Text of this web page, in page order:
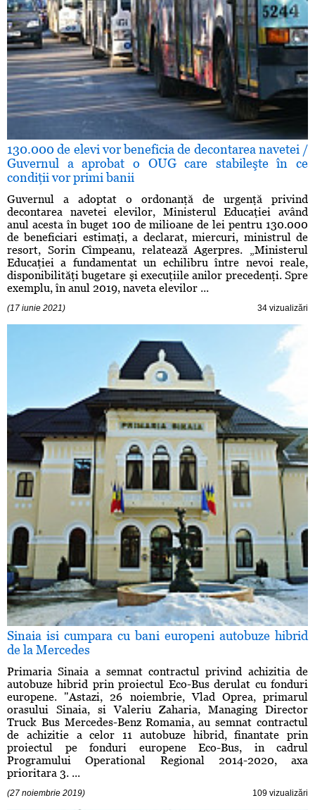
130.000 de elevi vor beneficia de decontarea navetei /
Guvernul a aprobat o OUG care stabileşte în ce
condiţii vor primi banii
Guvernul a adoptat o ordonanţă de urgenţă privind
decontarea navetei elevilor, Ministerul Educaţiei având
anul acesta în buget 100 de milioane de lei pentru 130.000
de beneficiari estimaţi, a declarat, miercuri, ministrul de
resort, Sorin Cîmpeanu, relatează Agerpres. „Ministerul
Educaţiei a fundamentat un echilibru între nevoi reale,
disponibilităţi bugetare şi execuţiile anilor precedenţi. Spre
exemplu, în anul 2019, naveta elevilor ...
(17 iunie 2021) 34 vizualizări
Sinaia isi cumpara cu bani europeni autobuze hibrid
de la Mercedes
Primaria Sinaia a semnat contractul privind achizitia de
autobuze hibrid prin proiectul Eco-Bus derulat cu fonduri
europene. "Astazi, 26 noiembrie, Vlad Oprea, primarul
orasului Sinaia, si Valeriu Zaharia, Managing Director
Truck Bus Mercedes-Benz Romania, au semnat contractul
de achizitie a celor 11 autobuze hibrid, finantate prin
proiectul pe fonduri europene Eco-Bus, in cadrul
Programului Operational Regional 2014-2020, axa
prioritara 3. ...
(27 noiembrie 2019) 109 vizualizări